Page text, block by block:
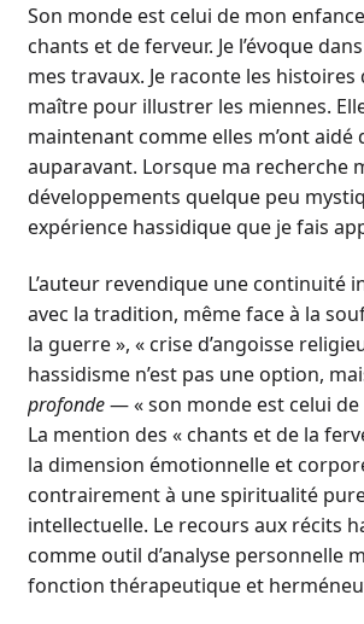
Son monde est celui de mon
chants et de ferveur. Je l’évoque
mes travaux. Je raconte les histoires
maître pour illustrer les miennes.
maintenant comme elles m’ont aidé
auparavant. Lorsque ma recherche
développements quelque peu
expérience hassidique que je fais
L’auteur revendique une continuité
avec la tradition, même face à la
la guerre », « crise d’angoisse
hassidisme n’est pas une option,
profonde— « son monde est celui de
La mention des « chants et de la
la dimension émotionnelle et
contrairement à une spiritualité
intellectuelle. Le recours aux récits
comme outil d’analyse personnelle
fonction thérapeutique et